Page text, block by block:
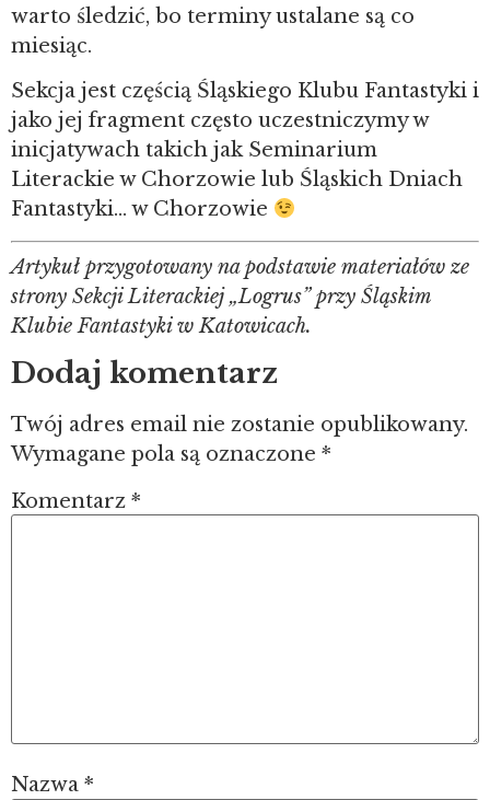
warto śledzić, bo terminy ustalane są co
miesiąc.
Sekcja jest częścią Śląskiego Klubu Fantastyki i
jako jej fragment często uczestniczymy w
inicjatywach takich jak Seminarium
Literackie w Chorzowie lub Śląskich Dniach
Fantastyki… w Chorzowie
Artykuł przygotowany na podstawie materiałów ze
strony Sekcji Literackiej „Logrus” przy Śląskim
Klubie Fantastyki w Katowicach.
Dodaj komentarz
Twój adres email nie zostanie opublikowany.
Wymagane pola są oznaczone *
Komentarz *
Nazwa *